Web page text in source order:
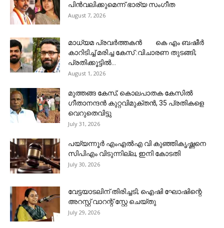
പിന്‍വലിക്കുമെന്ന് ഭാര്യ സംഗീത
August 7, 2026
മാധ്യമ പ്രവർത്തകൻ‌ കെ എം ബഷീർ
കാറിടിച്ച് മരിച്ച കേസ് :വിചാരണ തുടങ്ങി;
പ്രതിക്കൂട്ടിൽ...
August 1, 2026
മുത്തങ്ങ കേസ്; കൊലപാതക കേസില്‍
ഗീതാനന്ദൻ കുറ്റവിമുക്തന്‍, 35 പ്രതികളെ
വെറുതെവിട്ടു
July 31, 2026
പയ്യന്നൂർ എംഎൽഎ വി കുഞ്ഞികൃഷ്ണനെ
സിപിഎം വിടുന്നില്ല, ഇനി കോടതി
July 30, 2026
വേട്ടയാടലിന് തിരിച്ചടി; ഐഷി ഘോഷിന്റെ
അറസ്റ്റ് വാറന്റ് സ്റ്റേ ചെയ്തു
July 29, 2026